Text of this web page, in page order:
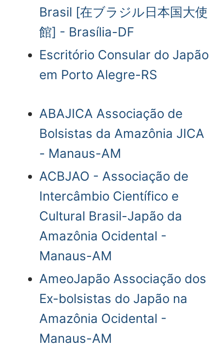
Brasil [在ブラジル日本国大使
館] - Brasília-DF
Escritório Consular do Japão
em Porto Alegre-RS
ABAJICA Associação de
Bolsistas da Amazônia JICA
- Manaus-AM
ACBJAO - Associação de
Intercâmbio Científico e
Cultural Brasil-Japão da
Amazônia Ocidental -
Manaus-AM
AmeoJapão Associação dos
Ex-bolsistas do Japão na
Amazônia Ocidental -
Manaus-AM